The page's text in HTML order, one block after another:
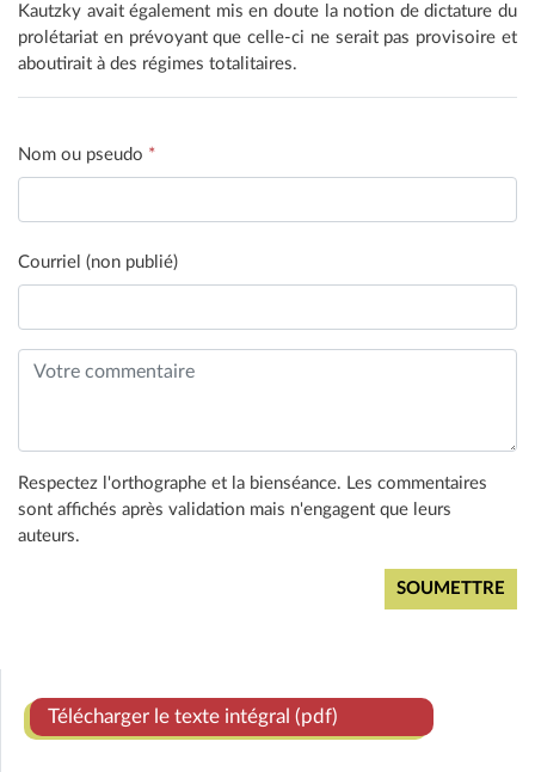
Kautzky avait également mis en doute la notion de dictature du
prolétariat en prévoyant que celle-ci ne serait pas provisoire et
aboutirait à des régimes totalitaires.
Nom ou pseudo *
Courriel (non publié)
Respectez l'orthographe et la bienséance. Les commentaires
sont affichés après validation mais n'engagent que leurs
auteurs.
Télécharger le texte intégral (pdf)